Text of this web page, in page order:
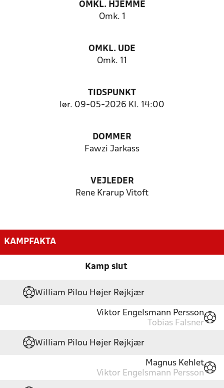
OMKL. HJEMME
Omk. 1
OMKL. UDE
Omk. 11
TIDSPUNKT
lør. 09-05-2026 Kl. 14:00
DOMMER
Fawzi Jarkass
VEJLEDER
Rene Krarup Vitoft
KAMPFAKTA
Kamp slut
William Pilou Højer Røjkjær
Viktor Engelsmann Persson
Tobias Falsner
William Pilou Højer Røjkjær
Magnus Kehlet
Viktor Engelsmann Persson